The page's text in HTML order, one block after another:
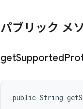
パブリック メ
getSupported
public String